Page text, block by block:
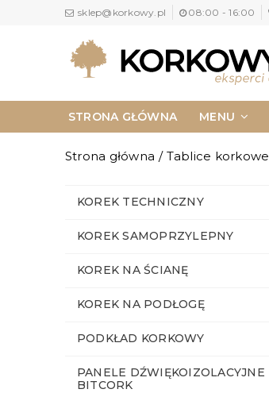
sklep@korkowy.pl 08:00 - 16:00
STRONA GŁÓWNA MENU
NAPISZ DO NAS KONTAKT
Strona główna / Tablice korkowe
KOREK TECHNICZNY
KOREK SAMOPRZYLEPNY
KOREK NA ŚCIANĘ
KOREK NA PODŁOGĘ
PODKŁAD KORKOWY
PANELE DŹWIĘKOIZOLACYJNE
BITCORK